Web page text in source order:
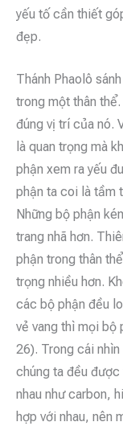
yếu tố cần thiết
đẹp.
Thánh Phaolô
trong một thân
đúng vị trí của nó.
là quan trọng mà
phận xem ra yếu
phận ta coi là tầm
Những bộ phận
trang nhã hơn.
phận trong thân
trọng nhiều hơn.
các bộ phận đều
vẻ vang thì mọi bộ
26). Trong cái
chúng ta đều được
nhau như carbon,
hợp với nhau, nên